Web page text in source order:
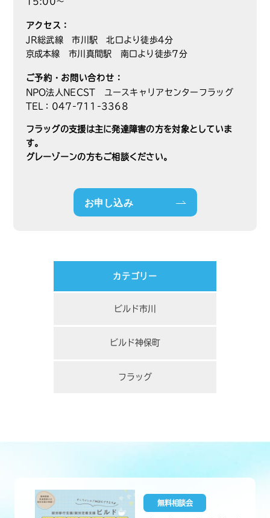
アクセス：
JR総武線 市川駅 北口より徒歩4分
京成本線 市川真間駅 南口より徒歩7分
ご予約・お問い合わせ：
NPO法人NECST ユースキャリアセンターフラッグ
TEL：047-711-3368
フラッグの支援は主に発達障害の方を対象としていま
す。
グレーゾーンの方もご相談ください。
お申し込み
カテゴリー
ビルド市川
ビルド神保町
フラッグ
無料相談会